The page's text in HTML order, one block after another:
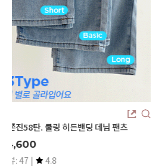
앤드 스티치 버뮤다 5부 데님팬츠
39,000
리뷰: 13 |
4.7